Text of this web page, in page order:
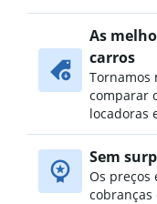
As
carros
Tornamos
comparar
locadoras
Sem
Os preços
cobranças